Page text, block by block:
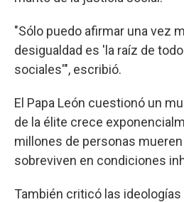
"Sólo puedo afirmar una vez
desigualdad es 'la raíz de
sociales'", escribió.
El Papa León cuestionó un
de la élite crece
millones de personas
sobreviven en condiciones
También criticó las